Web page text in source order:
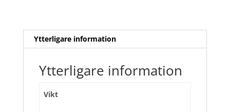
Ytterligare information
Ytterligare information
Vikt